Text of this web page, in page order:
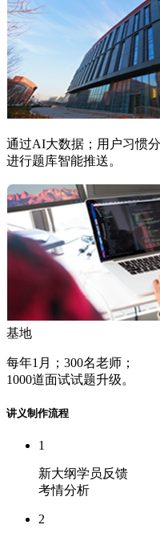
通过AI大数据；用户习惯分
进行题库智能推送。
基地
每年1月；300名老师；
1000道面试试题升级。
讲义制作流程
1
新大纲学员反馈
考情分析
2